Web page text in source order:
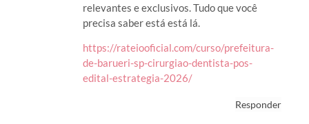
relevantes e exclusivos. Tudo que você
precisa saber está está lá.
https://rateiooficial.com/curso/prefeitura-
de-barueri-sp-cirurgiao-dentista-pos-
edital-estrategia-2026/
Responder